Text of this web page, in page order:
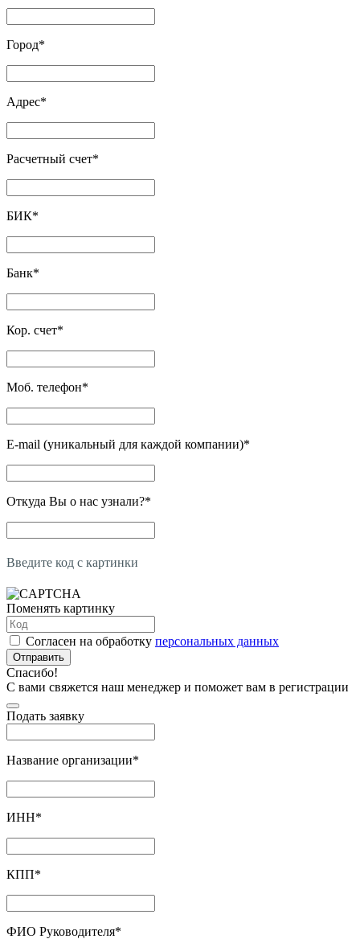
Город*
Адрес*
Расчетный счет*
БИК*
Банк*
Кор. счет*
Моб. телефон*
E-mail (уникальный для каждой компании)*
Откуда Вы о нас узнали?*
Введите код с картинки
Поменять картинку
Согласен на обработку персональных данных
Отправить
Спасибо!
С вами свяжется наш менеджер и поможет вам в регистрации
Подать заявку
Название организации*
ИНН*
КПП*
ФИО Руководителя*